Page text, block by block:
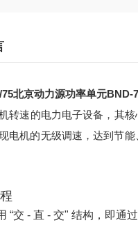
北京动力源功率单元BND-
转速的电力电子设备，其
电机的无级调速，达到节
“交 - 直 - 交" 结构，即通